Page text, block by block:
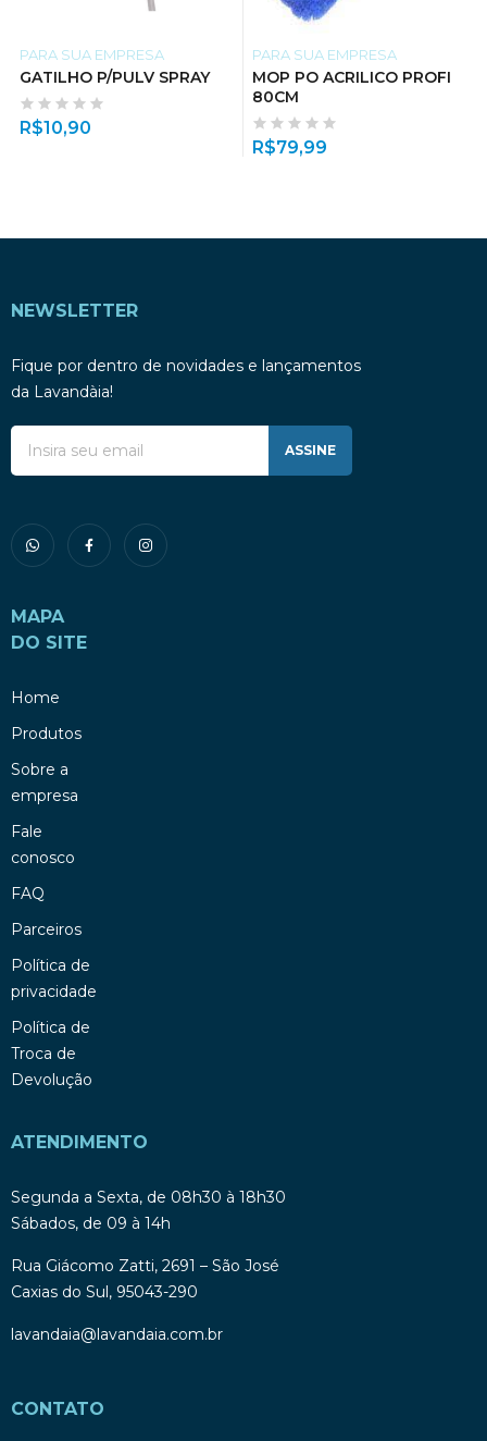
PARA SUA EMPRESA
GATILHO P/PULV SPRAY
R$10,90
PARA SUA EMPRESA
MOP PO ACRILICO PROFI
80CM
R$79,99
NEWSLETTER
Fique por dentro de novidades e lançamentos
da Lavandàia!
ASSINE
MAPA
DO SITE
Home
Produtos
Sobre a
empresa
Fale
conosco
FAQ
Parceiros
Política de
privacidade
Política de
Troca de
Devolução
ATENDIMENTO
Segunda a Sexta, de 08h30 à 18h30
Sábados, de 09 à 14h
Rua Giácomo Zatti, 2691 – São José
Caxias do Sul, 95043-290
lavandaia@lavandaia.com.br
CONTATO